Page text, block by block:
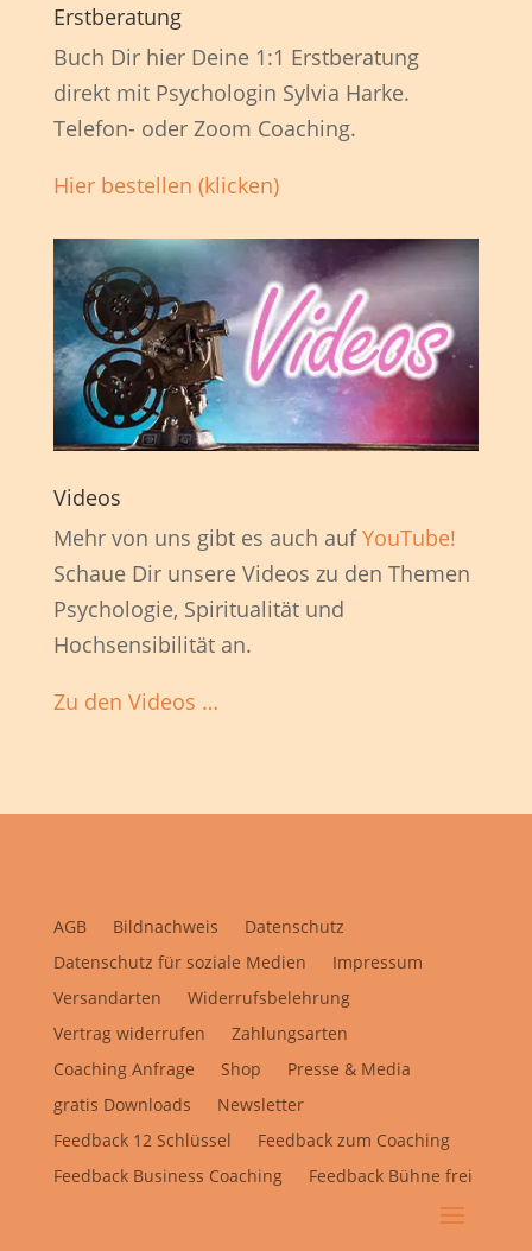
Erstberatung
Buch Dir hier Deine 1:1 Erstberatung
direkt mit Psychologin Sylvia Harke.
Telefon- oder Zoom Coaching.
Hier bestellen (klicken)
Videos
Mehr von uns gibt es auch aufYouTube!
Schaue Dir unsere Videos zu den Themen
Psychologie, Spiritualität und
Hochsensibilität an.
Zu den Videos …
AGB Bildnachweis
Datenschutz
Datenschutz für soziale Medien
Impressum
Versandarten
Widerrufsbelehrung
Vertrag widerrufen
Zahlungsarten
Coaching Anfrage
Shop
Presse & Media
gratis Downloads
Newsletter
Feedback 12 Schlüssel
Feedback zum Coaching
Feedback Business Coaching
Feedback Bühne frei